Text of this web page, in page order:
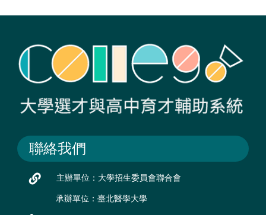
聯絡我們
主辦單位：大學招生委員會聯合會
承辦單位：臺北醫學大學